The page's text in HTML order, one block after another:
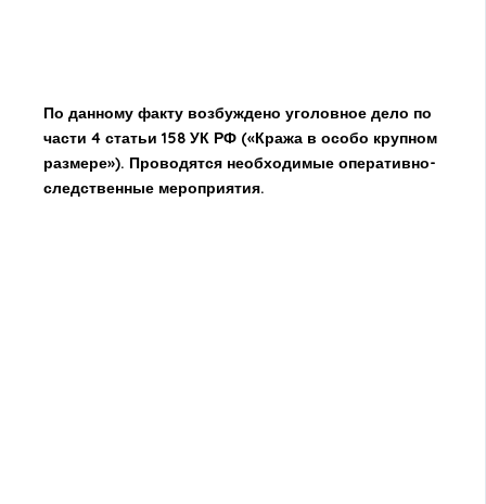
По данному факту возбуждено уголовное дело по
части 4 статьи 158 УК РФ («Кража в особо крупном
размере»). Проводятся необходимые оперативно-
следственные мероприятия.